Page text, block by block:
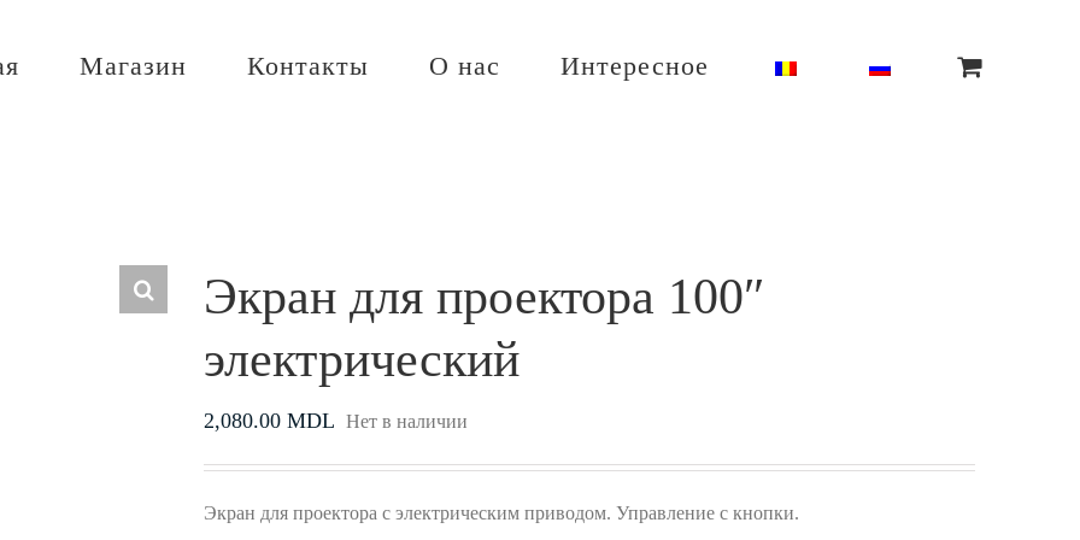
Магазин Контакты О нас Интересное
Экран для проектора 100″
электрический
2,080.00 MDL Нет в наличии
Экран для проектора с электрическим приводом. Управление с кнопки.